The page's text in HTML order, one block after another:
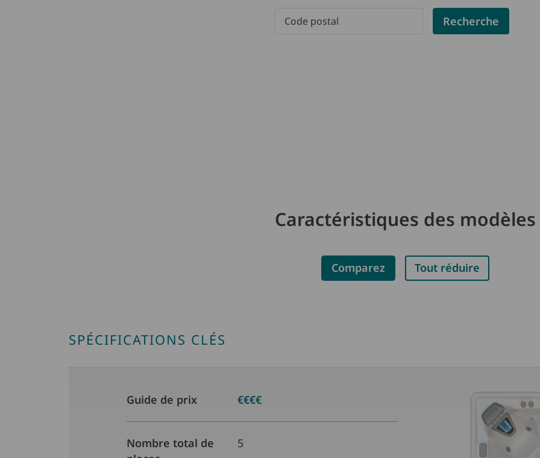
Please enter a postal code
Recherche
Caractéristiques des modèles
Comparez Tout réduire
SPÉCIFICATIONS CLÉS
Guide de prix €€€€
Nombre total de
5